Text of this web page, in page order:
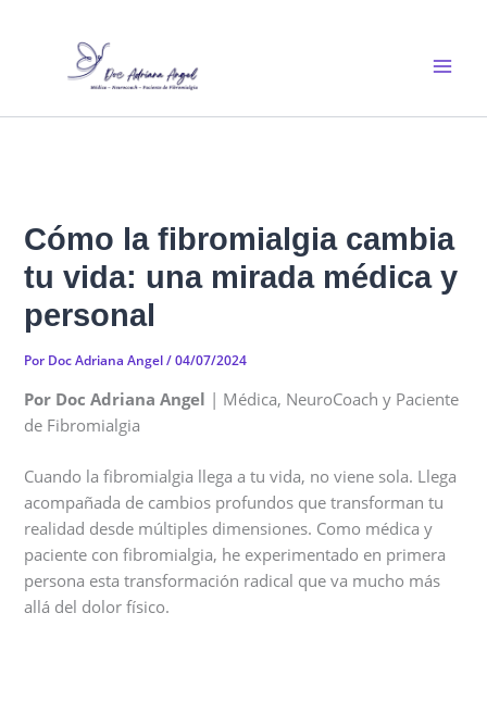
Cómo la fibromialgia cambia
tu vida: una mirada médica y
personal
Por Doc Adriana Angel/04/07/2024
Por Doc Adriana Angel | Médica, NeuroCoach y Paciente
de Fibromialgia
Cuando la fibromialgia llega a tu vida, no viene sola. Llega
acompañada de cambios profundos que transforman tu
realidad desde múltiples dimensiones. Como médica y
paciente con fibromialgia, he experimentado en primera
persona esta transformación radical que va mucho más
allá del dolor físico.